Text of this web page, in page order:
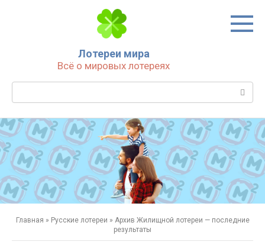
Лотереи мира
Всё о мировых лотереях
Поиск:
Главная » Русские лотереи » Архив Жилищной лотереи — последние
результаты